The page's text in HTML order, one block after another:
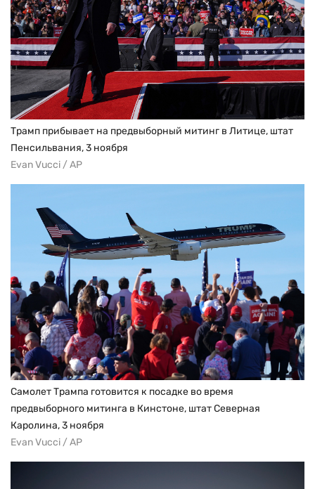
Трамп прибывает на предвыборный митинг в Литице, штат
Пенсильвания, 3 ноября
Evan Vucci / AP
Самолет Трампа готовится к посадке во время
предвыборного митинга в Кинстоне, штат Северная
Каролина, 3 ноября
Evan Vucci / AP